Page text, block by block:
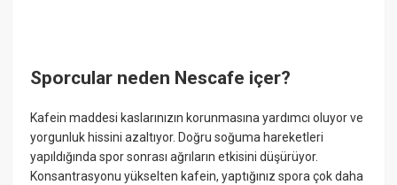
Sporcular neden Nescafe içer?
Kafein maddesi kaslarınızın korunmasına yardımcı oluyor ve
yorgunluk hissini azaltıyor. Doğru soğuma hareketleri
yapıldığında spor sonrası ağrıların etkisini düşürüyor.
Konsantrasyonu yükselten kafein, yaptığınız spora çok daha